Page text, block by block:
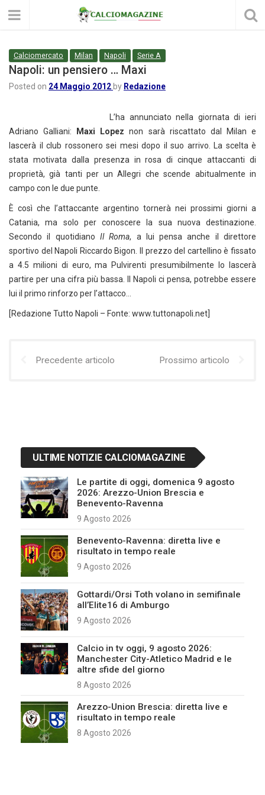
Calciomercato Milan Napoli Serie A
Napoli: un pensiero … Maxi
Posted on 24 Maggio 2012 by Redazione
L’ha annunciato nella giornata di ieri
Adriano Galliani:
Maxi Lopeznon sarà riscattato dal Milan e
lascerà il club rossonero sei mesi dopo il suo arrivo. La scelta è
stata motivata dalla presenza in rosa di cinque attaccanti di
proprietà, già tanti per un Allegri che scende abitualmente in
campo con le due punte.
È così che l’attaccante argentino tornerà nei prossimi giorni a
Catania, ma solo per conoscere la sua nuova destinazione.
Secondo il quotidiano Il Roma, a lui pensa anche il direttore
sportivo del Napoli Riccardo Bigon. Il prezzo del cartellino è fissato
a 4.5 milioni di euro, ma Pulvirenti presumibilmente lo lascerà
partire per una cifra più bassa. Il Napoli ci pensa, potrebbe essere
lui il primo rinforzo per l’attacco…
[Redazione Tutto Napoli – Fonte: www.tuttonapoli.net]
Precedente articolo Prossimo articolo
ULTIME NOTIZIE CALCIOMAGAZINE
Le partite di oggi, domenica 9 agosto
2026: Arezzo-Union Brescia e
Benevento-Ravenna
9 Agosto 2026
Benevento-Ravenna: diretta live e
risultato in tempo reale
9 Agosto 2026
Gottardi/Orsi Toth volano in semifinale
all’Elite16 di Amburgo
9 Agosto 2026
Calcio in tv oggi, 9 agosto 2026:
Manchester City-Atletico Madrid e le
altre sfide del giorno
8 Agosto 2026
Arezzo-Union Brescia: diretta live e
risultato in tempo reale
8 Agosto 2026